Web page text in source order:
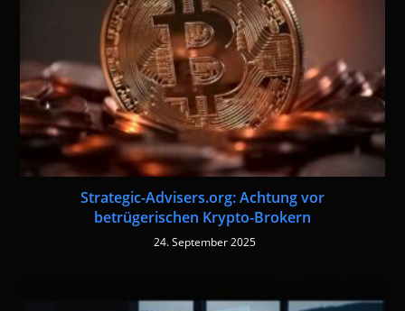
Strategic-Advisers.org: Achtung vor
betrügerischen Krypto-Brokern
24. September 2025